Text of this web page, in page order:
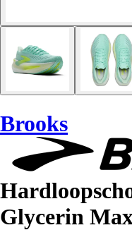
Brooks
Glycerin